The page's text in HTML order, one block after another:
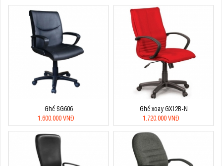
Ghế SG606
1.600.000 VNĐ
Ghế xoay GX12B-N
1.720.000 VNĐ